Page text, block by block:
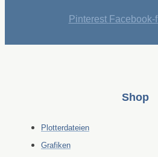
Pinterest Facebook-f
Shop
Plotterdateien
Grafiken